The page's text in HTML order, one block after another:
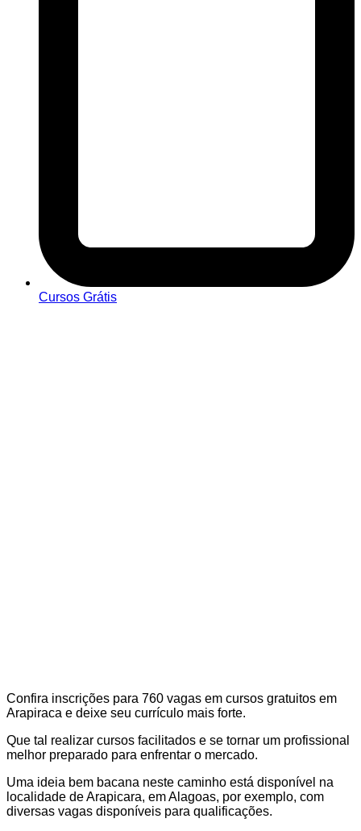
Cursos Grátis
Confira inscrições para 760 vagas em cursos gratuitos em
Arapiraca e deixe seu currículo mais forte.
Que tal realizar cursos facilitados e se tornar um profissional
melhor preparado para enfrentar o mercado.
Uma ideia bem bacana neste caminho está disponível na
localidade de Arapicara, em Alagoas, por exemplo, com
diversas vagas disponíveis para qualificações.